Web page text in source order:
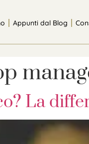
Appunti dal Blog
La